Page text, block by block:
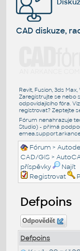
CAD diskuze,
Revit, Fusion, 3ds
Zaregistrujte se nebo
odpovídajícího fóra.
registrovat? Zeptejte
Fórum nenahrazuje
Studio) - přímá
Fórum >
CAD/GIS >
příspěvky
Najít
Registrovat
Defpoins
Odpovědět
Defpoins